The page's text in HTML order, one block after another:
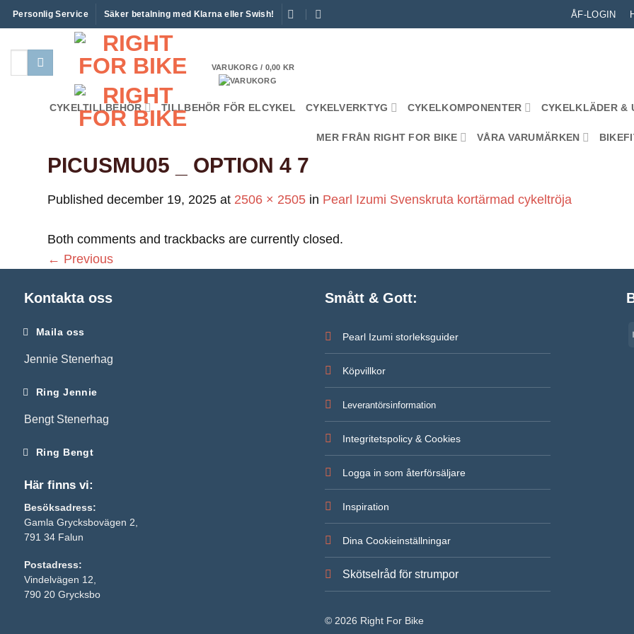
Skip
to
content
Personlig Service Säker betalning med Klarna eller Swish! ÅF-LOGIN
VARUKORG / 0,00 KR
CYKELTILLBEHÖR TILLBEHÖR FÖR ELCYKEL CYKELVERKTYG CYKELKOMPONENTER CYKELKLÄDER &
MER FRÅN RIGHT FOR BIKE VÅRA VARUMÄRKEN
PICUSMU05 _ OPTION 4 7
Publisheddecember 19, 2025 at 2506 × 2505 in Pearl Izumi Svenskruta kortärmad cykeltröja
Both comments and trackbacks are currently closed.
← Previous
Kontakta oss
Maila oss
Jennie Stenerhag
Ring Jennie
Bengt Stenerhag
Ring Bengt
Här finns vi:
Besöksadress:
Gamla Grycksbovägen 2,
791 34 Falun
Postadress:
Vindelvägen 12,
790 20 Grycksbo
Smått & Gott:
Pearl Izumi storleksguider
Köpvillkor
Leverantörsinformation
Integritetspolicy & Cookies
Logga in som återförsäljare
Inspiration
Dina Cookieinställningar
Skötselråd för strumpor
© 2026 Right For Bike
Nödvändiga
Dessa kakor